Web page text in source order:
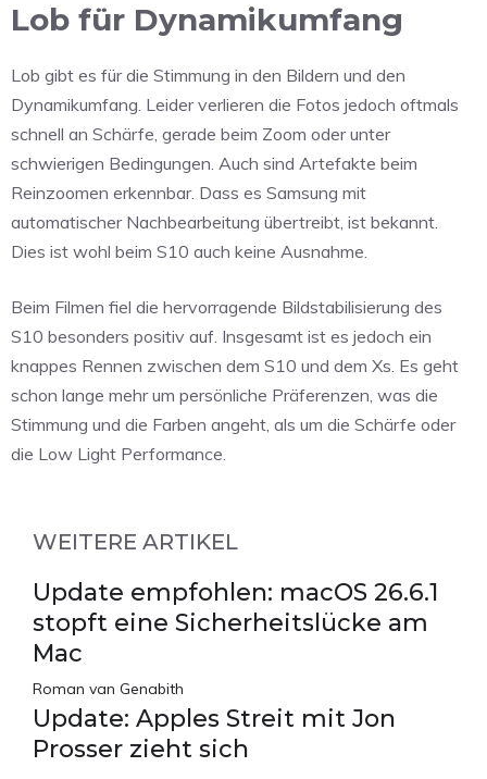
Lob für Dynamikumfang
Lob gibt es für die Stimmung in den Bildern und den
Dynamikumfang. Leider verlieren die Fotos jedoch oftmals
schnell an Schärfe, gerade beim Zoom oder unter
schwierigen Bedingungen. Auch sind Artefakte beim
Reinzoomen erkennbar. Dass es Samsung mit
automatischer Nachbearbeitung übertreibt, ist bekannt.
Dies ist wohl beim S10 auch keine Ausnahme.
Beim Filmen fiel die hervorragende Bildstabilisierung des
S10 besonders positiv auf. Insgesamt ist es jedoch ein
knappes Rennen zwischen dem S10 und dem Xs. Es geht
schon lange mehr um persönliche Präferenzen, was die
Stimmung und die Farben angeht, als um die Schärfe oder
die Low Light Performance.
WEITERE ARTIKEL
Update empfohlen: macOS 26.6.1
stopft eine Sicherheitslücke am
Mac
Roman van Genabith
Update: Apples Streit mit Jon
Prosser zieht sich